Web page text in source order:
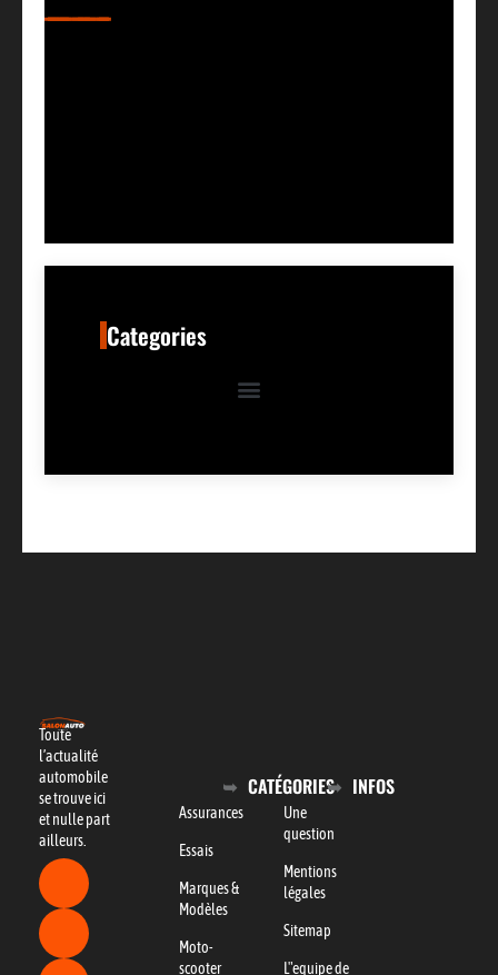
Categories
Toute
l’actualité
automobile
se trouve ici
et nulle part
ailleurs.
CATÉGORIES
Assurances
Essais
Marques &
Modèles
Moto-
scooter
INFOS
Une
question
Mentions
légales
Sitemap
L"equipe de